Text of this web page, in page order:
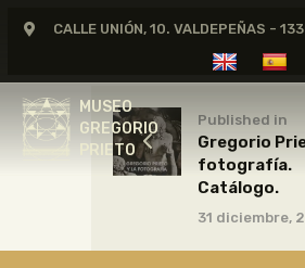
CALLE UNIÓN, 10. VALDEPEÑAS -
MUSEO
GREGORIO
PRIETO
MUSEO
GREGORIO
GREGORIO PRIETO
ARCHIVO
Published in
Gregorio
fotografía.
Catálogo.
31 diciembre,